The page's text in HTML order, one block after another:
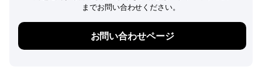
までお問い合わせください。
お問い合わせページ